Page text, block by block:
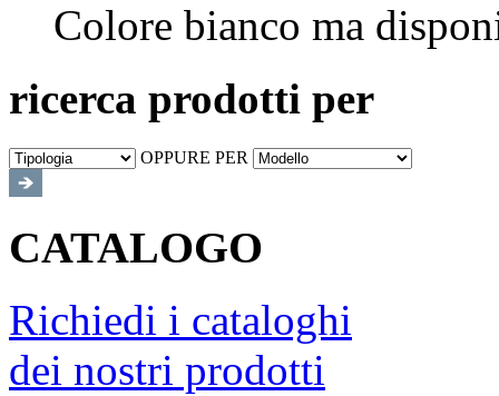
Colore bianco ma
ricerca prodotti per
OPPURE PER
CATALOGO
Richiedi i cataloghi
dei nostri prodotti